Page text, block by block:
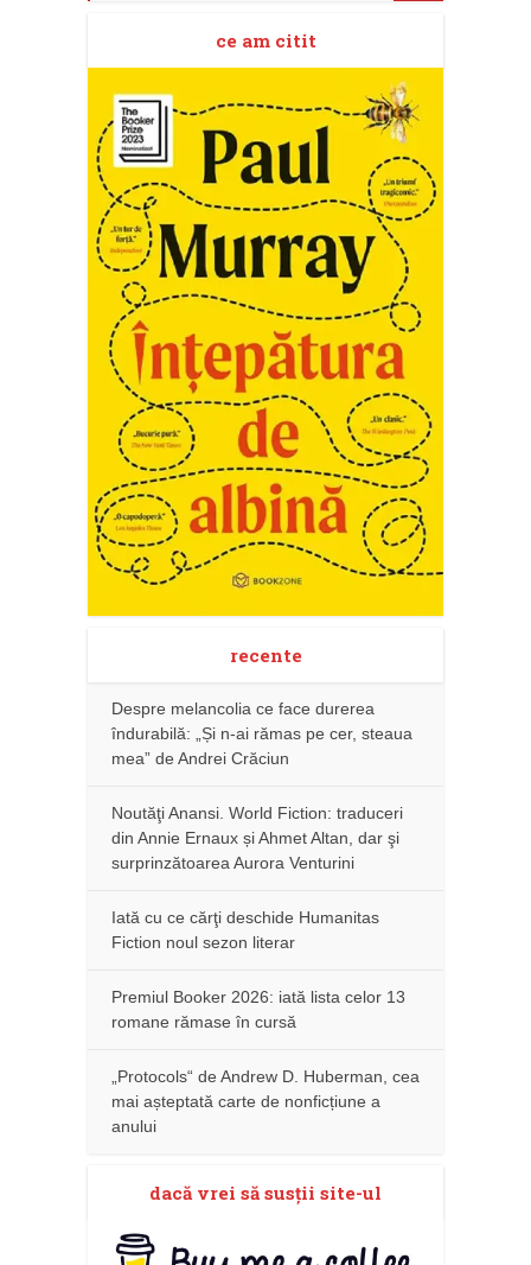
ce am citit
recente
Despre melancolia ce face durerea
îndurabilă: „Și n-ai rămas pe cer, steaua
mea” de Andrei Crăciun
Noutăţi Anansi. World Fiction: traduceri
din Annie Ernaux și Ahmet Altan, dar şi
surprinzătoarea Aurora Venturini
Iată cu ce cărţi deschide Humanitas
Fiction noul sezon literar
Premiul Booker 2026: iată lista celor 13
romane rămase în cursă
„Protocols“ de Andrew D. Huberman, cea
mai așteptată carte de nonficțiune a
anului
dacă vrei să susţii site-ul